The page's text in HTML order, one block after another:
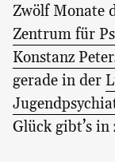
Zwölf Monate
Zentrum für
Konstanz
gerade in der
Glück gibt’s